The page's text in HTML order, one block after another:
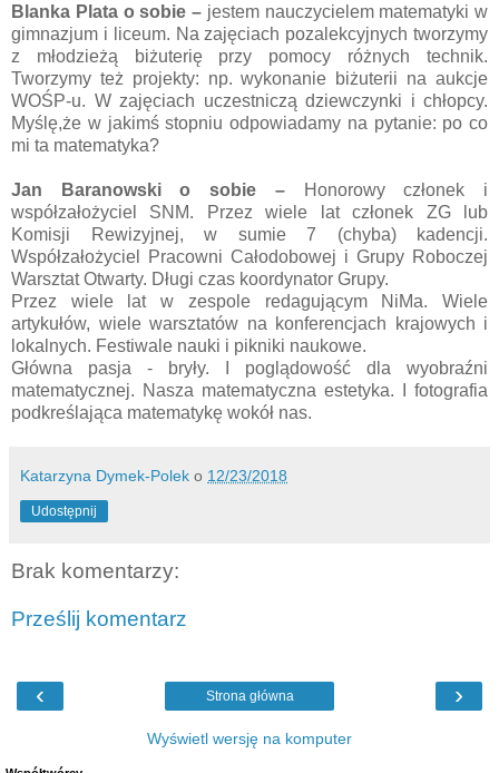
Blanka Plata o sobie – jestem nauczycielem matematyki w
gimnazjum i liceum. Na zajęciach pozalekcyjnych tworzymy
z młodzieżą biżuterię przy pomocy różnych technik.
Tworzymy też projekty: np. wykonanie biżuterii na aukcje
WOŚP-u. W zajęciach uczestniczą dziewczynki i chłopcy.
Myślę,że w jakimś stopniu odpowiadamy na pytanie: po co
mi ta matematyka?
Jan Baranowskio sobie –
Honorowy członek i
współzałożyciel SNM. Przez wiele lat członek ZG lub
Komisji Rewizyjnej, w sumie 7 (chyba) kadencji.
Współzałożyciel Pracowni Całodobowej i Grupy Roboczej
Warsztat Otwarty. Długi czas koordynator Grupy.
Przez wiele lat w zespole redagującym NiMa. Wiele
artykułów, wiele warsztatów na konferencjach krajowych i
lokalnych. Festiwale nauki i pikniki naukowe.
Główna pasja - bryły. I poglądowość dla wyobraźni
matematycznej. Nasza matematyczna estetyka. I fotografia
podkreślająca matematykę wokół nas.
Katarzyna Dymek-Polek o 12/23/2018
Udostępnij
Brak komentarzy:
Prześlij komentarz
‹ ›
Strona główna
Wyświetl wersję na komputer